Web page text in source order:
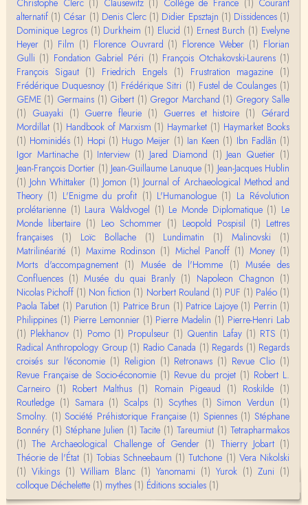
Yves Le Dantec
En effet, par "hiérarchie" j'entendais surtout ce que
tu entends dans ton second point…
Claude Julien
« Nous n’avons pas cessé, de toute évidence, d’êt
re ‘ethnocentriques’. Mais nous n’en sommes pas m
oi…
Christophe Darmangeat
Encore une fois, l'histoire de la hiérarchie ne me s
emble pas être le bon angle de discussion – …
Christophe Darmangeat
Évidemment, de toute façon c'est toujours de ma f
aute. ;-)
Damian
Merci de ta réponse ! Pour les pénis, c'est de cell
es qu'on écarte, car dans une société pat…
Yves Le Dantec
Affligeant, ce documentaire. Ca me fait me deman
der : est-ce que tenter de revoir l'histoire des…
Boudjemaa Sedira
Merci pour cet article méthodique. En effet, les "b
âtons-à-fouir" qu'on a pu trouver a…
Momo
BonjourCette question de la remise en cause de l'i
mage classique de sociétés vivant essentiellem…
Anonymous
Merci pour votre conférence au collège de France
sur les femmes préhistoriques et la chasse, très c
l…
alternatif (1) César (1) Denis Clerc (1) Didier Epsztajn (1) Dissidences (1)
Dominique Legros (1) Durkheim (1) Elucid (1) Ernest Burch (1) Evelyne
Heyer (1) Film (1) Florence Ouvrard (1) Florence Weber (1) Florian
Gulli (1) Fondation Gabriel Péri (1) François Otchakovski-Laurens (1)
François Sigaut (1) Friedrich Engels (1) Frustration magazine (1)
Frédérique Duquesnoy (1) Frédérique Sitri (1) Fustel de Coulanges (1)
GEME (1) Germains (1) Gibert (1) Gregor Marchand (1) Gregory Salle
(1) Guayaki (1) Guerre fleurie (1) Guerres et histoire (1) Gérard
Mordillat (1) Handbook of Marxism (1) Haymarket (1) Haymarket Books
(1) Hominidés (1) Hopi (1) Hugo Meijer (1) Ian Keen (1) Ibn Fadlân (1)
Igor Martinache (1) Interview (1) Jared Diamond (1) Jean Quetier (1)
Jean-François Dortier (1) Jean-Guillaume Lanuque (1) Jean-Jacques Hublin
(1) John Whittaker (1) Jomon (1) Journal of Archaeological Method and
Theory (1) L'Enigme du profit (1) L'Humanologue (1) La Révolution
prolétarienne (1) Laura Waldvogel (1) Le Monde Diplomatique (1) Le
Monde libertaire (1) Leo Schommer (1) Leopold Pospisil (1) Lettres
françaises
(1) Loïc Bollache (1) Lundimatin (1) Malinovski
(1)
Matrilinéarité (1) Maxime Rodinson (1) Michel Panoff (1) Money (1)
Morts d'accompagnement (1) Musée de l'Homme (1) Musée des
Confluences (1) Musée du quai Branly (1) Napoleon Chagnon (1)
Nicolas Pichoff (1) Non fiction (1) Norbert Rouland (1) PUF (1) Paléo (1)
Paola Tabet (1) Parution (1) Patrice Brun (1) Patrice Lajoye (1) Perrin (1)
Philippines (1) Pierre Lemonnier (1) Pierre Madelin (1) Pierre-Henri Lab
(1) Plekhanov (1) Pomo (1) Propulseur (1) Quentin Lafay (1) RTS (1)
Radical Anthropology Group (1) Radio Canada (1) Regards (1) Regards
croisés sur l'économie (1) Religion (1) Retronaws (1) Revue Clio (1)
Revue Française de Socio-économie (1) Revue du projet (1) Robert L.
Carneiro (1) Robert Malthus (1) Romain Pigeaud (1) Roskilde (1)
Routledge (1) Samara (1) Scalps (1) Scythes (1) Simon Verdun (1)
Smolny. (1) Société Préhistorique Française (1) Spiennes (1) Stéphane
Bonnéry (1) Stéphane Julien (1) Tacite (1) Tareumiut (1) Tetrapharmakos
(1) The Archaeological Challenge of Gender (1) Thierry Jobart (1)
Théorie de l'État (1) Tobias Schneebaum (1) Tutchone (1) Vera Nikolski
(1) Vikings (1) William Blanc (1) Yanomami (1) Yurok (1) Zuni (1)
colloque Déchelette (1) mythes (1) Éditions sociales (1)